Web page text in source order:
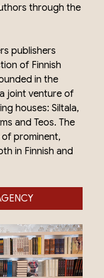
through the
publishers
of Finnish
in the
joint venture of
houses: Siltala,
and Teos. The
prominent,
in Finnish and